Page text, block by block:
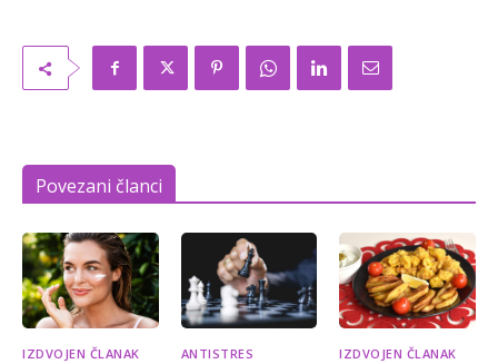
Povezani članci
IZDVOJEN ČLANAK ANTISTRES IZDVOJEN ČLANAK